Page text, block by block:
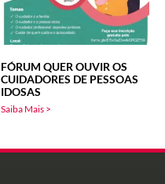
FÓRUM QUER OUVIR OS
CUIDADORES DE PESSOAS
IDOSAS
Saiba Mais >